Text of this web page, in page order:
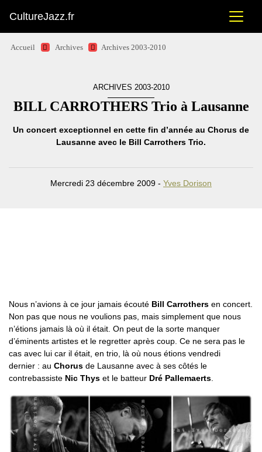
CultureJazz.fr
Accueil Archives Archives 2003-2010
ARCHIVES 2003-2010
BILL CARROTHERS Trio à Lausanne
Un concert exceptionnel en cette fin d’année au Chorus de
Lausanne avec le Bill Carrothers Trio.
Mercredi 23 décembre 2009 - Yves Dorison
Nous n’avions à ce jour jamais écouté Bill Carrothers en concert.
Non pas que nous ne voulions pas, mais simplement que nous
n’étions jamais là où il était. On peut de la sorte manquer
d’éminents artistes et le regretter après coup. Ce ne sera pas le
cas avec lui car il était, en trio, là où nous étions vendredi
dernier : au Chorus de Lausanne avec à ses côtés le
contrebassiste Nic Thys et le batteur Dré Pallemaerts